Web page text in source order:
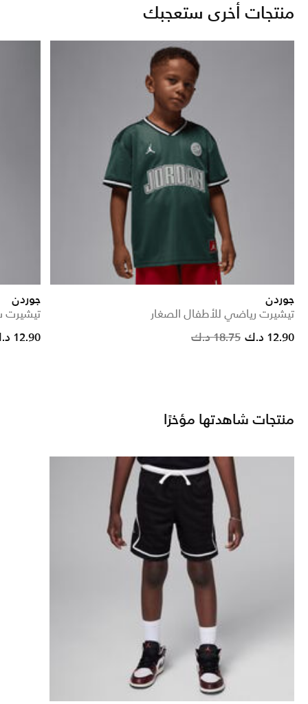
منتجات أخرى ستعجبك
جوردن
تيشيرت رياضي للأطفال الصغار
Price18.75 د.ك to
12.90 د.ك
جوردن
تيشيرت
reduced from
to
12.90 د.ك
منتجات شاهدتها مؤخرًا